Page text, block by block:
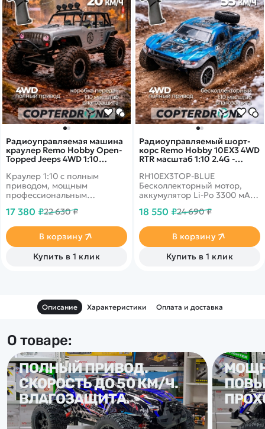
Радиоуправляемая машина
краулер Remo Hobby Open-
Topped Jeeps 4WD 1:10
Краулер 1:10 с полным
приводом, мощным
профессиональным
многорычажной подвеской.
17 380 ₽22 630 ₽
В корзину
Купить в 1 клик
Радиоуправляемый шорт-
корс Remo Hobby 10EX3 4WD
RTR масштаб 1:10 2.4G -
RH10EX3TOP-BLUE
Бесколлекторный мотор,
аккумулятор Li-Po 3300 мАч.
привод, влагозащита
шасси.
18 550 ₽24 690 ₽
В корзину
Купить в 1 клик
Описание Характеристики Оплата и доставка
О товаре:
ПОЛНЫЙ ПРИВОД.
СКОРОСТЬ ДО 50 КМ/Ч.
ВЛАГОЗАЩИТА.